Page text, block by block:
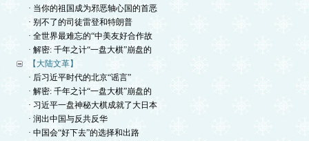
· 当你的祖国成为邪恶轴心国的首恶
· 别不了的司徒雷登和特朗普
· 全世界最难忘的“中美友好合作故
· 解密: 千年之计“一盘大棋”崩盘的
【大陆文革】
· 后习近平时代的北京“谣言”
· 解密: 千年之计“一盘大棋”崩盘的
· 习近平一盘神秘大棋成就了大日本
· 润出中国与反共反华
· 中国会“好下去”的选择和出路